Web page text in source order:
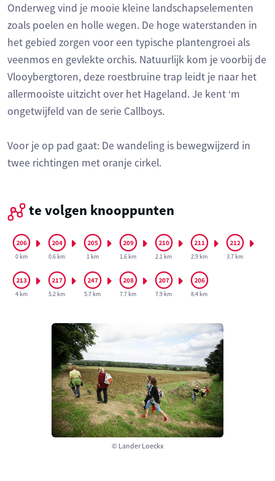
© Lander Loeckx
Onderweg vind je mooie kleine landschapselementen
zoals poelen en holle wegen. De hoge waterstanden in
het gebied zorgen voor een typische plantengroei als
veenmos en gevlekte orchis. Natuurlijk kom je voorbij de
Vlooybergtoren, deze roestbruine trap leidt je naar het
allermooiste uitzicht over het Hageland. Je kent ‘m
ongetwijfeld van de serie Callboys.
Voor je op pad gaat: De wandeling is bewegwijzerd in
twee richtingen met oranje cirkel.
te volgen knooppunten
0 km 0.6 km 1 km 1.6 km 2.1 km 2.9 km 3.7 km
4 km 5.2 km 5.7 km 7.7 km 7.9 km 8.4 km